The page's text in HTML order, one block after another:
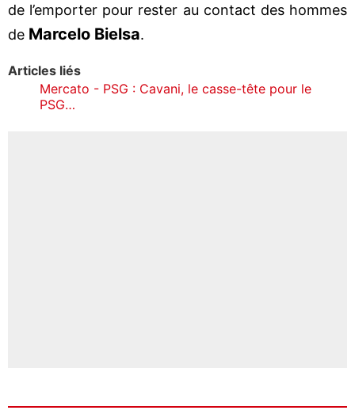
de l’emporter pour rester au contact des hommes
de Marcelo Bielsa.
Articles liés
Mercato - PSG : Cavani, le casse-tête pour le
PSG…